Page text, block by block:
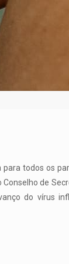
todos os
de
do vírus